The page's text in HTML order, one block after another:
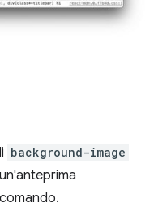
background-image